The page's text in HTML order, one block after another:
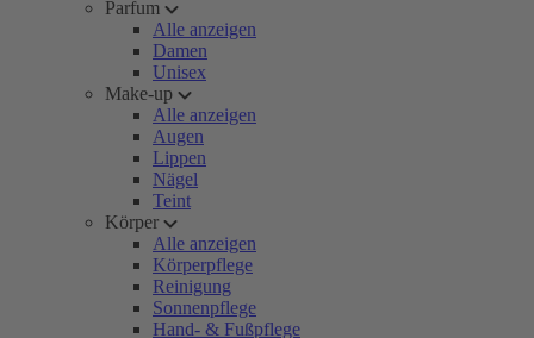
Parfum
Alle anzeigen
Damen
Unisex
Make-up
Alle anzeigen
Augen
Lippen
Nägel
Teint
Körper
Alle anzeigen
Körperpflege
Reinigung
Sonnenpflege
Hand- & Fußpflege